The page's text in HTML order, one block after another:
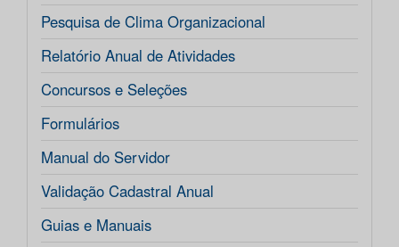
Pesquisa de Clima Organizacional
Relatório Anual de Atividades
Concursos e Seleções
Formulários
Manual do Servidor
Validação Cadastral Anual
Guias e Manuais